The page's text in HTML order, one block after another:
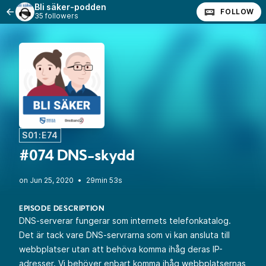
Bli säker-podden
35 followers FOLLOW
S01:E74
#074 DNS-skydd
• 29min 53s
EPISODE DESCRIPTION
DNS-serverar fungerar som internets telefonkatalog.
Det är tack vare DNS-servrarna som vi kan ansluta till
webbplatser utan att behöva komma ihåg deras IP-
adresser. Vi behöver enbart komma ihåg webbplatsernas